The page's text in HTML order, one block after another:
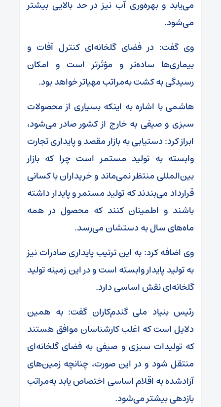
می‌یابد و بهره‌وری آب نیز در حد بالایی بیشتر
می‌شود.
وی گفت: در فضای گلخانه‌ای کنترل آفات و
بیماری‌ها ساده‌تر و مؤثرتر است و امکان
رسیدگی به کشت به‌مراتب مهیاتر خواهد بود.
هاشمی با اشاره به اینکه بسیاری از محصولات
سبزی و صیفی به خارج از کشور صادر می‌شود،
ابراز کرد: دستیابی به بازار مقصد و پایداری تجارت
وابسته به تولید مستمر است چرا که بازار
بین‌المللی منتظر نمی‌ماند و خریداران با کسانی
قرارداد می‌بندند که تولید مستمر و پایدار داشته
باشند و اطمینان کنند که محصول در همه
ماه‌های سال به دستشان می‌رسد.
وی اضافه کرد: به این ترتیب پایداری صادرات نیز
به تولید پایدار وابسته است و در این زمینه تولید
گلخانه‌ای نقش اساسی دارد.
رئیس بنیاد ملی گندم‌کاران گفت: به همین
دلایل است که اغلب کارشناسان موافق هستند
که تولیدات سبزی و صیفی به فضای گلخانه‌ای
منتقل شود و در این صورت، چنانچه زمین‌های
آزادشده به اقلام اساسی اختصاص یابد به‌مراتب
بازدهی بیشتر می‌شود.